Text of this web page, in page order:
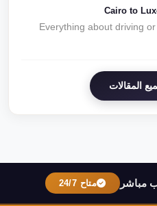
Cairo to
Everything about driving
متاح 24/7